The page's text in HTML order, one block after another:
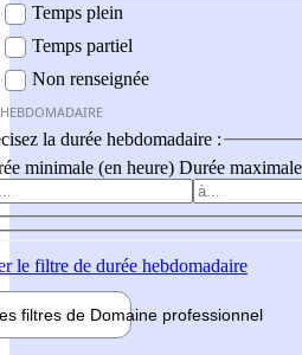
Temps plein
Temps partiel
Non renseignée
la durée hebdomadaire :
minimale (en heure) Durée
le filtre de durée hebdomadaire
filtres de Domaine professionnel